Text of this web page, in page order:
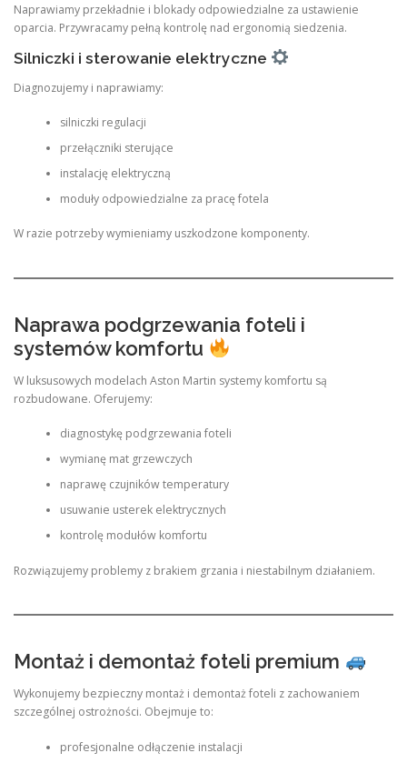
Naprawiamy przekładnie i blokady odpowiedzialne za ustawienie
oparcia. Przywracamy pełną kontrolę nad ergonomią siedzenia.
Silniczki i sterowanie elektryczne
Diagnozujemy i naprawiamy:
silniczki regulacji
przełączniki sterujące
instalację elektryczną
moduły odpowiedzialne za pracę fotela
W razie potrzeby wymieniamy uszkodzone komponenty.
Naprawa podgrzewania foteli i
systemów komfortu
W luksusowych modelach Aston Martin systemy komfortu są
rozbudowane. Oferujemy:
diagnostykę podgrzewania foteli
wymianę mat grzewczych
naprawę czujników temperatury
usuwanie usterek elektrycznych
kontrolę modułów komfortu
Rozwiązujemy problemy z brakiem grzania i niestabilnym działaniem.
Montaż i demontaż foteli premium
Wykonujemy bezpieczny montaż i demontaż foteli z zachowaniem
szczególnej ostrożności. Obejmuje to:
profesjonalne odłączenie instalacji